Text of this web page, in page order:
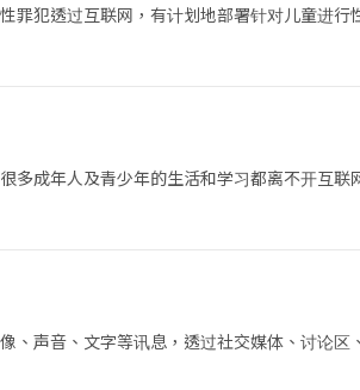
罪犯透过互联网，有计划地部署针对儿童进
多成年人及青少年的生活和学习都离不开互
、声音、文字等讯息，透过社交媒体、讨论